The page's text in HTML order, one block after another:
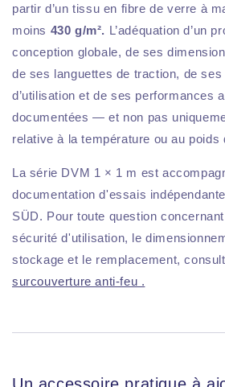
partir d’un tissu en fibre de verre à
moins 430 g/m². L’adéquation d’un
conception globale, de ses
de ses languettes de traction, de
d’utilisation et de ses performances
documentées — et non pas
relative à la température ou au poids
La série DVM 1 × 1 m est
documentation d'essais
SÜD. Pour toute question
sécurité d'utilisation, le
stockage et le remplacement,
surcouverture anti-feu .